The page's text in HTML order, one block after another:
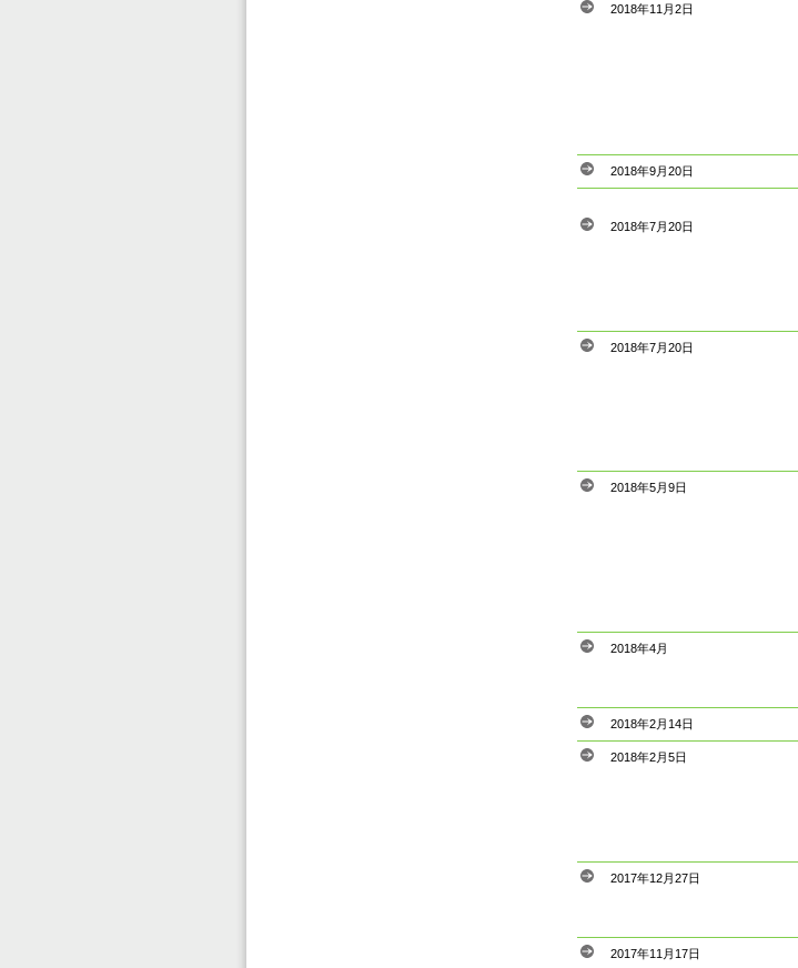
2018年11月2日
2018年9月20日
2018年7月20日
2018年7月20日
2018年5月9日
2018年4月
2018年2月14日
2018年2月5日
2017年12月27日
2017年11月17日